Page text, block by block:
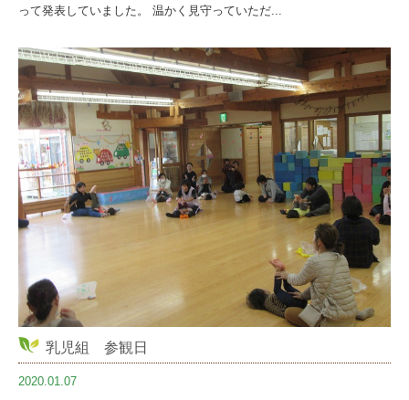
って発表していました。 温かく見守っていただ...
乳児組 参観日
2020.01.07